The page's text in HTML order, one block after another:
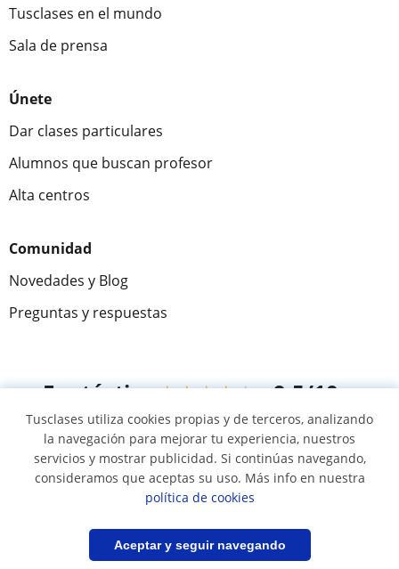
Guardar búsqueda
Tusclases en el mundo
Sala de prensa
Únete
Dar clases particulares
Alumnos que buscan profesor
Alta centros
Comunidad
Novedades y Blog
Preguntas y respuestas
Fantástica★★★★★ 9,5/10
305915 opiniones de alumnos
© 2007 - 2026 Tusclases.co
Mapa web:Profesores particulares
Tusclases utiliza cookies propias y de terceros, analizando
la navegación para mejorar tu experiencia, nuestros
servicios y mostrar publicidad. Si continúas navegando,
consideramos que aceptas su uso. Más info en nuestra
política de cookies
Aceptar y seguir navegando